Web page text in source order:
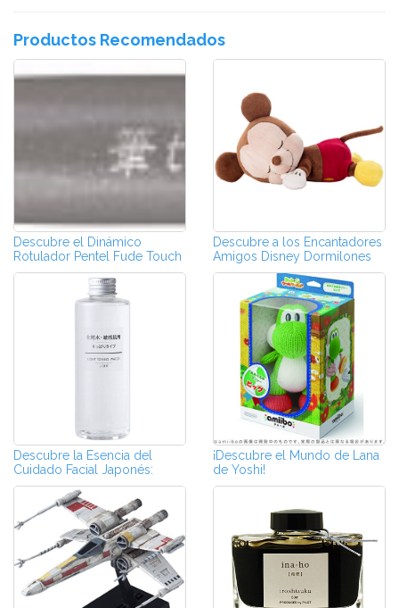
Productos Recomendados
Descubre el Dinámico
Rotulador Pentel Fude Touch
Sign
Descubre a los Encantadores
Amigos Disney Dormilones
Descubre la Esencia del
Cuidado Facial Japonés:
¡Productos q...
¡Descubre el Mundo de Lana
de Yoshi!